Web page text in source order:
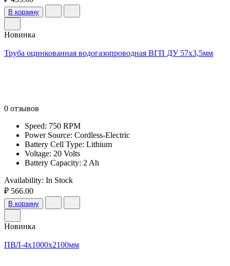
В корзину
Новинка
Труба оцинкованная водогазопроводная ВГП ДУ 57х3,5мм
0 отзывов
Speed: 750 RPM
Power Source: Cordless-Electric
Battery Cell Type: Lithium
Voltage: 20 Volts
Battery Capacity: 2 Ah
Availability: In Stock
₽ 566.00
В корзину
Новинка
ПВЛ-4х1000х2100мм